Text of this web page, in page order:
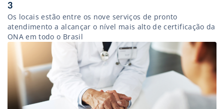
3
Os locais estão entre os nove serviços de pronto
atendimento a alcançar o nível mais alto de certificação da
ONA em todo o Brasil